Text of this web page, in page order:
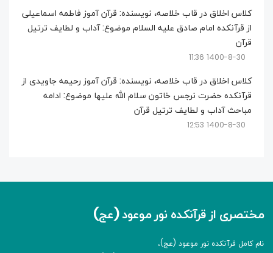
کلاس اخلاق در قاب خلاصه، نویسنده: قرآن آموز فاطمه اسماعیلی
از قرآنکده امام صادق علیه السلام موضوع: آداب و لطایف ترتیل
قرآن
1400-8-30 11:36
کلاس اخلاق در قاب خلاصه، نویسنده: قرآن آموز رحیمه جاویدی از
قرآنکده حضرت نرجس خاتون سلام الله علیها موضوع: ادامه
مباحث آداب و لطایف ترتیل قرآن
1400-8-30 12:53
مختصری از قرآنکده نور موعود (عج)
نام کامل قرآنکده نور موعود (عج)،